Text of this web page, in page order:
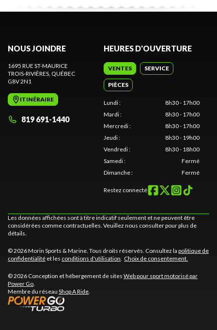
NOUS JOINDRE
1695 RUE ST-MAURICE
TROIS-RIVIÈRES , QUÉBEC
G8V 2N1
ITINÉRAIRE
819 691-1440
HEURES D'OUVERTURE
VENTES SERVICE
PIÈCES
Lundi:
8h30 - 17h00
Mardi:
8h30 - 17h00
Mercredi:
8h30 - 17h00
Jeudi:
8h30 - 19h00
Vendredi:
8h30 - 18h00
Samedi:
Fermé
Dimanche: Fermé
Restez connecté
Les données affichées sont à titre indicatif seulement et ne peuvent être
considérées comme contractuelles. Veuillez nous consulter pour plus de
détails.
© 2026 Morin Sports & Marine. Tous droits réservés. Consultez la politique de
confidentialité et les conditions d'utilisation Choix de consentement.
© 2026 Conception et hébergement de sites Web pour sport motorisé par
Power Go
Membre du réseau Shop A Ride